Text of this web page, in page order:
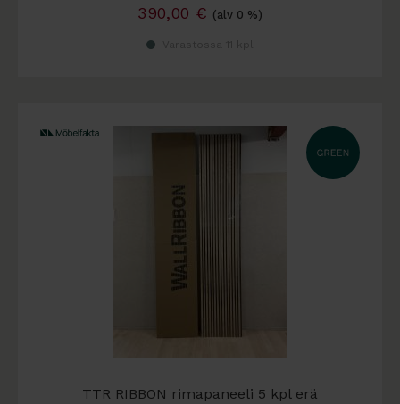
390,00 € (alv 0 %)
TTR RIBBON rimapaneeli 5 kpl erä